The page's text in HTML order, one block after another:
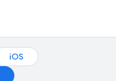
iOS